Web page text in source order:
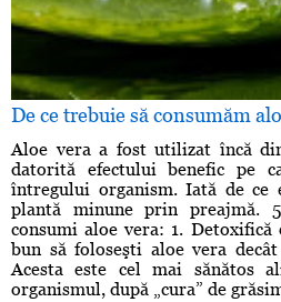
De ce trebuie să consumăm
Aloe vera a fost utilizat încă
datorită efectului benefic pe
întregului organism. Iată de ce
plantă minune prin preajmă.
consumi aloe vera: 1.
bun să foloseşti aloe vera
Acesta este cel mai sănătos
organismul, după „cura” de